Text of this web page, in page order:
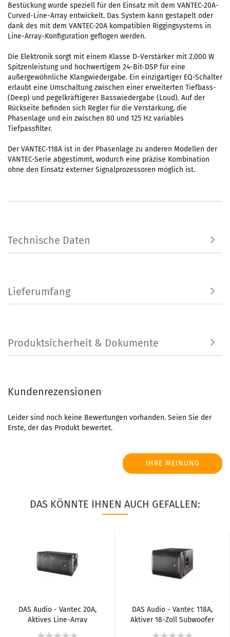
Bestückung wurde speziell für den Einsatz mit dem VANTEC-20A-
Curved-Line-Array entwickelt. Das System kann gestapelt oder
dank des mit dem VANTEC-20A kompatiblen Riggingsystems in
Line-Array-Konfiguration geflogen werden.
Die Elektronik sorgt mit einem Klasse D-Verstärker mit 2.000 W
Spitzenleistung und hochwertigem 24-Bit-DSP für eine
außergewöhnliche Klangwiedergabe. Ein einzigartiger EQ-Schalter
erlaubt eine Umschaltung zwischen einer erweiterten Tiefbass-
(Deep) und pegelkräftigerer Basswiedergabe (Loud). Auf der
Rückseite befinden sich Regler für die Verstärkung, die
Phasenlage und ein zwischen 80 und 125 Hz variables
Tiefpassfilter.
Der VANTEC-118A ist in der Phasenlage zu anderen Modellen der
VANTEC-Serie abgestimmt, wodurch eine präzise Kombination
ohne den Einsatz externer Signalprozessoren möglich ist.
Technische Daten
Lieferumfang
Produktsicherheit & Dokumente
Kundenrezensionen
Leider sind noch keine Bewertungen vorhanden. Seien Sie der
Erste, der das Produkt bewertet.
IHRE MEINUNG
DAS KÖNNTE IHNEN AUCH GEFALLEN:
DAS Audio - Vantec 20A,
Aktives Line-Array
DAS Audio - Vantec 118A,
Aktiver 18-Zoll Subwoofer